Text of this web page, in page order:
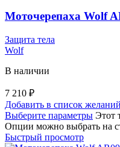
Моточерепаха Wolf
Защита тела
Wolf
В наличии
7 210 ₽
Добавить в список желаний
Выберите параметры Этот
Опции можно выбрать на
Быстрый просмотр